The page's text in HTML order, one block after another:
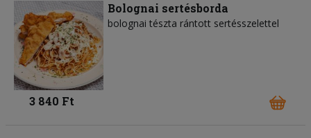
Bolognai sertésborda
bolognai tészta rántott sertésszelettel
3 840 Ft